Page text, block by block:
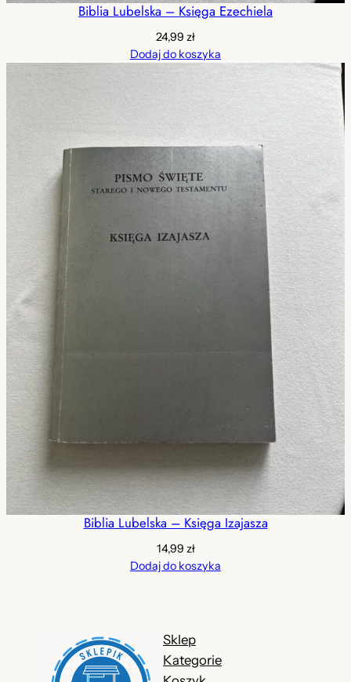
Biblia Lubelska – Księga Ezechiela
24,99 zł
Dodaj do koszyka
Biblia Lubelska – Księga Izajasza
14,99 zł
Dodaj do koszyka
Sklep
Kategorie